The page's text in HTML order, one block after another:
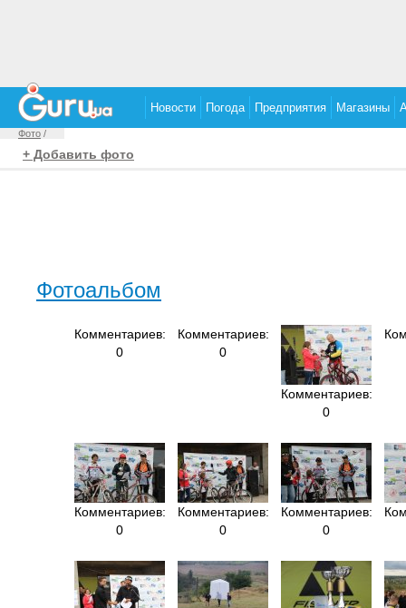
Новости Погода Предприятия Магазины
Фото /
+ Добавить фото
Фотоальбом
Комментариев:
0
Комментариев:
0
Комментариев:
0
Комментариев:
0
Комментариев:
0
Комментариев:
0